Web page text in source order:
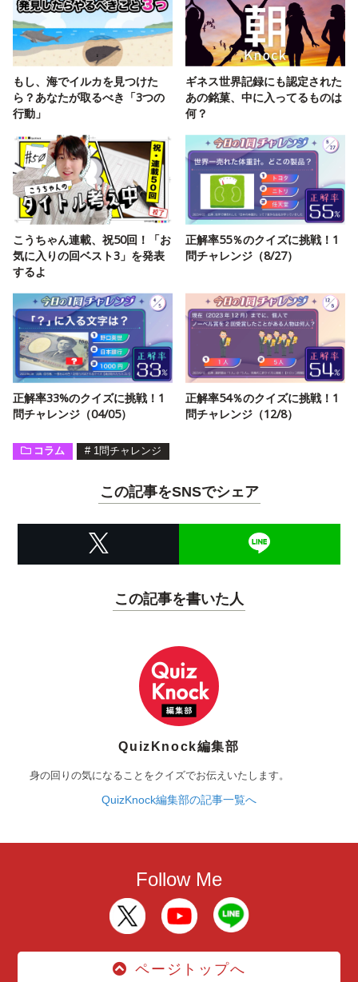
もし、海でイルカを見つけた
ら？あなたが取るべき「3つの
行動」
ギネス世界記録にも認定された
あの銘菓、中に入ってるものは
何？
こうちゃん連載、祝50回！「お
気に入りの回ベスト3」を発表
するよ
正解率55％のクイズに挑戦！1
問チャレンジ（8/27）
正解率33%のクイズに挑戦！1
問チャレンジ（04/05）
正解率54％のクイズに挑戦！1
問チャレンジ（12/8）
コラム # 1問チャレンジ
この記事をSNSでシェア
この記事を書いた人
QuizKnock編集部
身の回りの気になることをクイズでお伝えいたします。
QuizKnock編集部の記事一覧へ
Follow Me
ページトップへ